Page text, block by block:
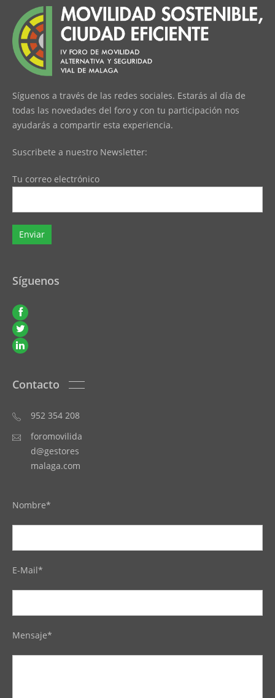
Síguenos a través de las redes sociales. Estarás al día de
todas las novedades del foro y con tu participación nos
ayudarás a compartir esta experiencia.
Suscribete a nuestro Newsletter:
Tu correo electrónico
Síguenos
Contacto
952 354 208
foromovilida
d@gestores
malaga.com
Nombre*
E-Mail*
Mensaje*